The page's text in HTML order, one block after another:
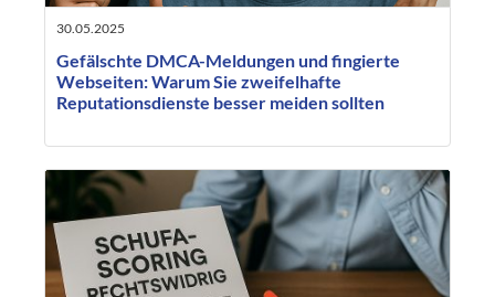
30.05.2025
Gefälschte DMCA-Meldungen und fingierte
Webseiten: Warum Sie zweifelhafte
Reputationsdienste besser meiden sollten